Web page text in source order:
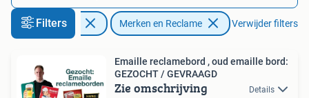
Filters
Verzamelen Merken en Reclame Verwijder filters
Emaille reclamebord , oud emaille bord:
GEZOCHT / GEVRAAGD
Zie omschrijving Details